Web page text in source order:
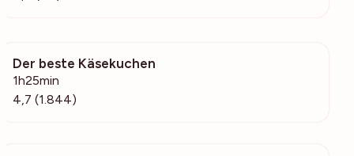
Der beste Käsekuchen
1h25min
4,7 (1.844)